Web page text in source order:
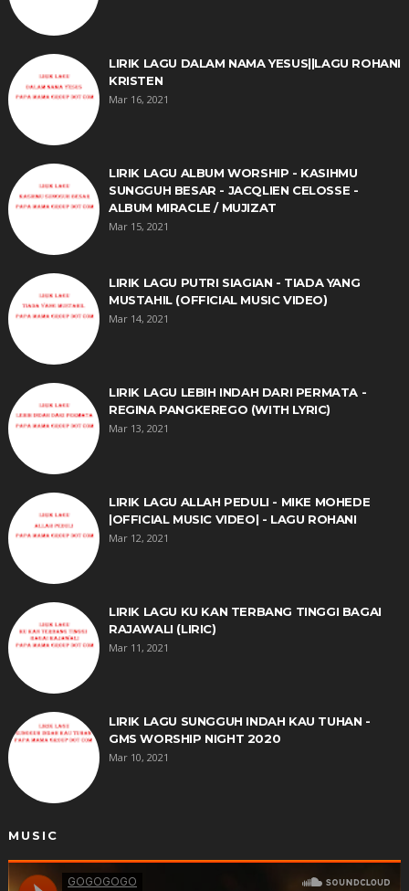
LIRIK LAGU DALAM NAMA YESUS||LAGU ROHANI
KRISTEN
Mar 16, 2021
LIRIK LAGU ALBUM WORSHIP - KASIHMU
SUNGGUH BESAR - JACQLIEN CELOSSE -
ALBUM MIRACLE / MUJIZAT
Mar 15, 2021
LIRIK LAGU PUTRI SIAGIAN - TIADA YANG
MUSTAHIL (OFFICIAL MUSIC VIDEO)
Mar 14, 2021
LIRIK LAGU LEBIH INDAH DARI PERMATA -
REGINA PANGKEREGO (WITH LYRIC)
Mar 13, 2021
LIRIK LAGU ALLAH PEDULI - MIKE MOHEDE
|OFFICIAL MUSIC VIDEO| - LAGU ROHANI
Mar 12, 2021
LIRIK LAGU KU KAN TERBANG TINGGI BAGAI
RAJAWALI (LIRIC)
Mar 11, 2021
LIRIK LAGU SUNGGUH INDAH KAU TUHAN -
GMS WORSHIP NIGHT 2020
Mar 10, 2021
MUSIC